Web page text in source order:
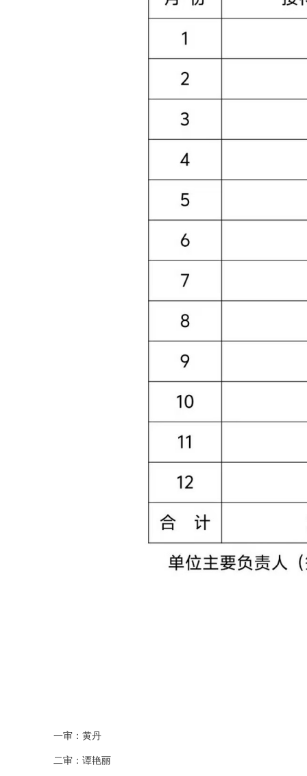
一审：黄丹
二审：谭艳丽